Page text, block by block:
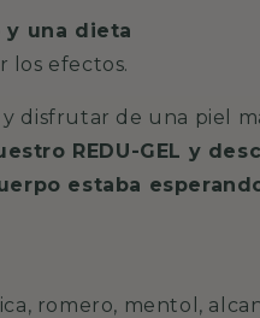
y una dieta
los efectos.
disfrutar de una piel
REDU-GEL y
estaba
romero, mentol,